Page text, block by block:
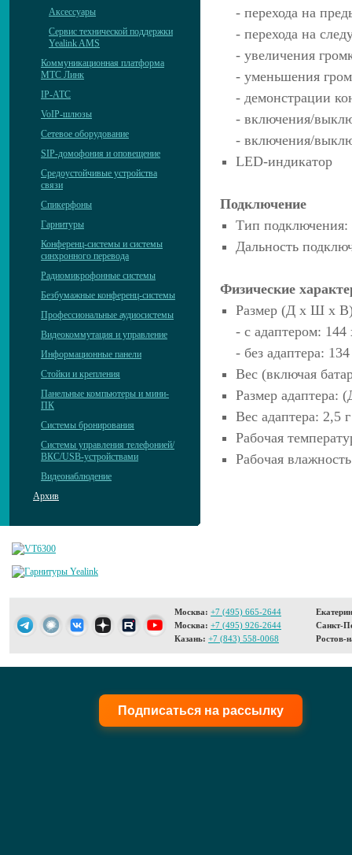
Аксессуары
Сервис технической поддержки
Yealink AMS
Коммуникационная платформа
МТС Линк
IP-АТС
VoIP-шлюзы
Сетевое оборудование
SIP-домофония и оповещение
Средоустойчивые устройства
связи
Спикерфоны
Гарнитуры
Конференц-системы и системы
синхронного перевода
Радиомикрофонные системы
Безбумажные конференц-системы
Профессиональные аудиосистемы
Видеокоммутация и управление
Информационные панели
Стойки и крепления
Панельные компьютеры и мини-
ПК
Системы бронирования
Системы управления телефонией/
ВКС/USB-устройствами
Видеонаблюдение
Архив
- перехода на
- перехода на
- увеличения
- уменьшения
- демонстрации
- включения/
- включения/
LED-индикатор
Подключение
Тип подключения:
Дальность
Физические
Размер (Д x Ш x
- с адаптером:
- без адаптера:
Вес (включая
Размер
Вес адаптера: 2,5 г
Рабочая
Рабочая
Москва: +7 (495) 665-2644
Москва: +7 (495) 926-2644
Казань: +7 (843) 558-0068
Санкт-
Ростов-
Подписаться на рассылку